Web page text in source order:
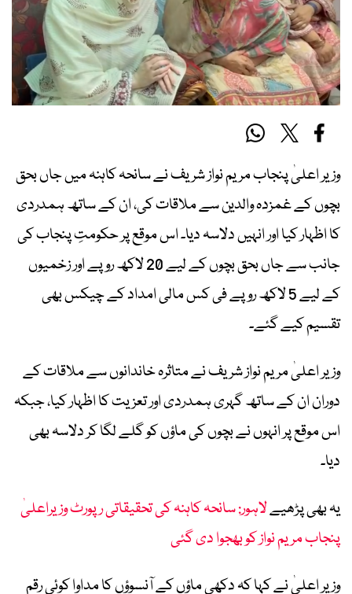
وزیر اعلیٰ پنجاب مریم نواز شریف نے سانحہ کاہنہ میں جاں بحق
بچوں کے غمزدہ والدین سے ملاقات کی، ان کے ساتھ ہمدردی
کا اظہار کیا اور انہیں دلاسہ دیا۔ اس موقع پر حکومتِ پنجاب کی
جانب سے جاں بحق بچوں کے لیے 20 لاکھ روپے اور زخمیوں
کے لیے 5 لاکھ روپے فی کس مالی امداد کے چیکس بھی
تقسیم کیے گئے۔
وزیر اعلیٰ مریم نواز شریف نے متاثرہ خاندانوں سے ملاقات کے
دوران ان کے ساتھ گہری ہمدردی اور تعزیت کا اظہار کیا، جبکہ
اس موقع پر انہوں نے بچوں کی ماؤں کو گلے لگا کر دلاسہ بھی
دیا۔
یہ بھی پڑھیےلاہور: سانحہ کاہنہ کی تحقیقاتی رپورٹ وزیراعلیٰ
پنجاب مریم نواز کو بھجوا دی گئی
وزیر اعلیٰ نے کہا کہ دکھی ماؤں کے آنسوؤں کا مداوا کوئی رقم